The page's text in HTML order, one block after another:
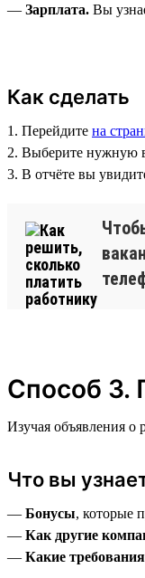
— Зарплата. Вы
Как сделать
1. Перейдите на
2. Выберите нужную
3. В отчёте вы
Способ 3.
Изучая объявления о
Что вы
— Бонусы, которые
— Как другие
— Какие требования